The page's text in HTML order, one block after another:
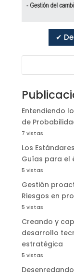
✔
Entendiendo
de
7 vistas
Los
Guías para el
5 vistas
Gestión
Riesgos en
5 vistas
Creando y
desarrollo
estratégica
5 vistas